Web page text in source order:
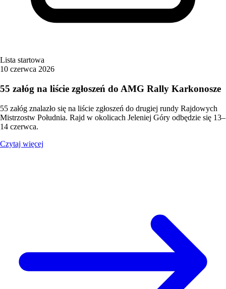
Lista startowa
10 czerwca 2026
55 załóg na liście zgłoszeń do AMG Rally Karkonosze
55 załóg znalazło się na liście zgłoszeń do drugiej rundy Rajdowych
Mistrzostw Południa. Rajd w okolicach Jeleniej Góry odbędzie się 13–
14 czerwca.
Czytaj więcej